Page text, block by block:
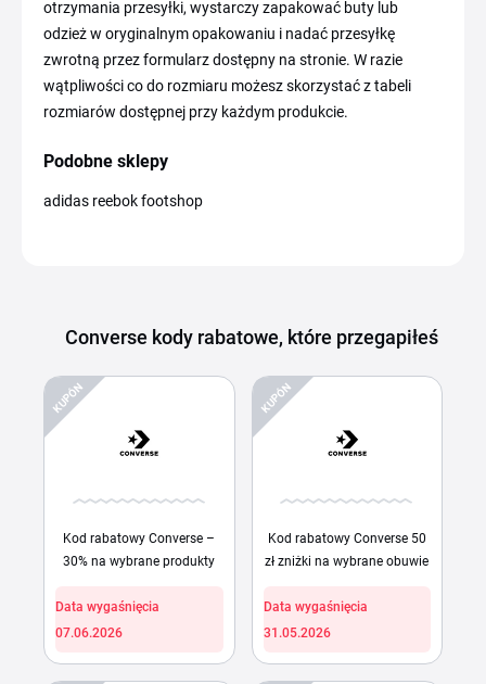
otrzymania przesyłki, wystarczy zapakować buty lub
odzież w oryginalnym opakowaniu i nadać przesyłkę
zwrotną przez formularz dostępny na stronie. W razie
wątpliwości co do rozmiaru możesz skorzystać z tabeli
rozmiarów dostępnej przy każdym produkcie.
Podobne sklepy
adidas reebok footshop
Converse kody rabatowe, które przegapiłeś
KUPÓN
Kod rabatowy Converse –
30% na wybrane produkty
Data wygaśnięcia
07.06.2026
KUPÓN
Kod rabatowy Converse 50
zł zniżki na wybrane obuwie
Data wygaśnięcia
31.05.2026